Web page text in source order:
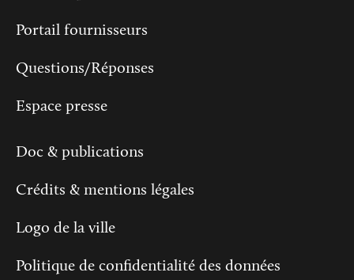
Portail fournisseurs
Questions/Réponses
Espace presse
Doc & publications
Crédits & mentions légales
Logo de la ville
Politique de confidentialité des données